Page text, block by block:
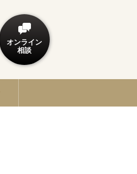
オンライン
相談